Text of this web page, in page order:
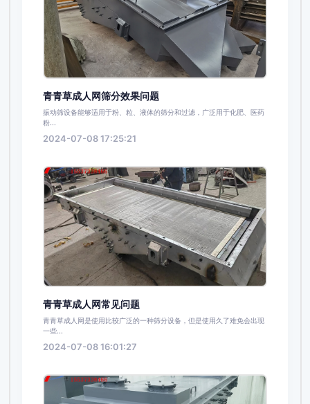
青青草成人网筛分效果问题
振动筛设备能够适用于粉、粒、液体的筛分和过滤，广泛用于化肥、医药
粉...
2024-07-08 17:25:21
青青草成人网常见问题
青青草成人网是使用比较广泛的一种筛分设备，但是使用久了难免会出现
一些...
2024-07-08 16:01:27